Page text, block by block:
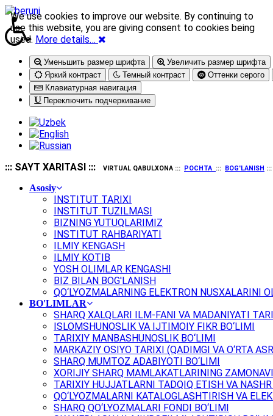
Уменьшить размер шрифта
Увеличить размер шрифта
Яркий контраст
Темный контраст
Оттенки серого
Клавиатурная навигация
Переключить подчеркивание
::: SAYT XARITASI ::: VIRTUAL QABULXONA ::: POCHTA ::: BOG'LANISH
Asosiy
INSTITUT TARIXI
INSTITUT TUZILMASI
BIZNING YUTUQLARIMIZ
INSTITUT RAHBARIYATI
ILMIY KENGASH
ILMIY KOTIB
YOSH OLIMLAR KENGASHI
BIZ BILAN BOG'LANISH
QO‘LYOZMALARNING ELEKTRON NUSXALARINI
BO'LIMLAR
SHARQ XALQLARI ILM-FANI VA MADANIYATI
ISLOMSHUNOSLIK VA IJTIMOIY FIKR BO‘LIMI
TARIXIY MANBASHUNOSLIK BO‘LIMI
MARKAZIY OSIYO TARIXI (QADIMGI VA O‘RTA
SHARQ MUMTOZ ADABIYOTI BO‘LIMI
XORIJIY SHARQ MAMLAKATLARINING
TARIXIY HUJJATLARNI TADQIQ ETISH VA
QO‘LYOZMALARNI KATALOGLASHTIRISH VA
SHARQ QO‘LYOZMALARI FONDI BO‘LIMI
We use cookies to improve our website. By continuing to
use this website, you are giving consent to cookies being
used. More details…